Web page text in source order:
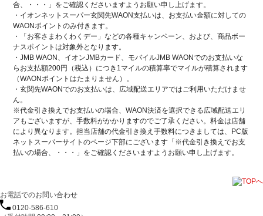
合、・・・」をご確認くださいますようお願い申し上げます。
・イオンネットスーパー玄関先WAON支払いは、お支払い金額に対しての
WAONポイントのみ付きます。
・「お客さまわくわくデー」などの各種キャンペーン、および、商品ボー
ナスポイントは対象外となります。
・JMB WAON、イオンJMBカード、モバイルJMB WAONでのお支払いな
らお支払額200円（税込）につき1マイルの積算率でマイルが積算されます
（WAONポイントはたまりません）。
・玄関先WAONでのお支払いは、広域配送エリアではご利用いただけませ
ん。
※代金引き換えでお支払いの場合、WAON決済を選択できる広域配送エリ
アもございますが、手数料がかかりますのでご了承ください。料金は店舗
により異なります。担当店舗の代金引き換え手数料につきましては、PC版
ネットスーパーサイトのページ下部にございます「※代金引き換えでお支
払いの場合、・・・」をご確認くださいますようお願い申し上げます。
お電話でのお問い合わせ
0120-586-610